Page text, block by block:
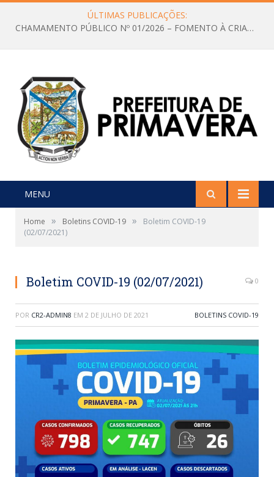
ÚLTIMAS PUBLICAÇÕES:
CHAMAMENTO PÚBLICO Nº 01/2026 – FOMENTO À CRIAÇÃO E A CIRCULAÇÃO DE PRODUÇÕES CULTURAIS – Aldir Blanc
MENU
Home » Boletins COVID-19 »
Boletim COVID-19
(02/07/2021)
Boletim COVID-19 (02/07/2021) 0
POR CR2-ADMIN8 EM 2 DE JULHO DE 2021 BOLETINS COVID-19